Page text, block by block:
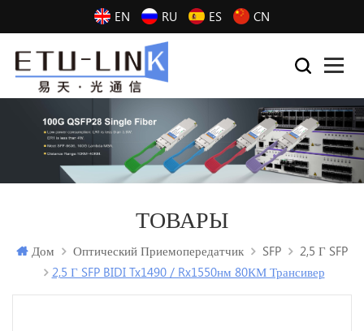
EN RU ES CN
ТОВАРЫ
Дом Оптический Приемопередатчик SFP
2,5 Г SFP
2,5 Г SFP BIDI Tx1490 / Rx1550нм 80КМ Трансивер